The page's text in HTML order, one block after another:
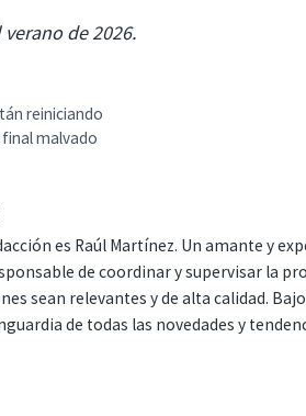
de 2026.
reiniciando
malvado
es Raúl Martínez. Un amante y
de coordinar y supervisar la
sean relevantes y de alta calidad.
de todas las novedades y